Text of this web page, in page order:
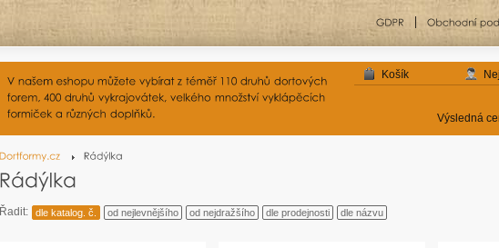
Košík
Výsledná
Řadit: dle katalog. č. od nejlevnějšího od nejdražšího dle prodejnosti dle názvu